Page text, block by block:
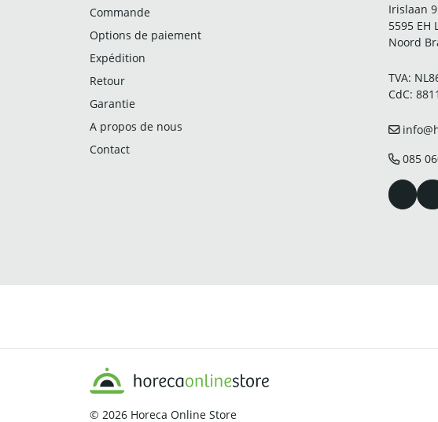
Commande
Options de paiement
Expédition
Retour
Garantie
A propos de nous
Contact
Irislaan 9
5595 EH
Noord
TVA:
CdC:
085
© 2026 Horeca Online Store